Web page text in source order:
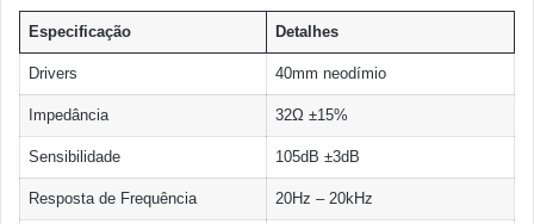
Especificação Detalhes
Drivers 40mm neodímio
Impedância 32Ω ±15%
Sensibilidade 105dB ±3dB
Resposta de Frequência 20Hz – 20kHz